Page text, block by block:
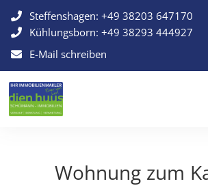
Steffenshagen:+49 38203 647170
Kühlungsborn:+49 38293 444927
E-Mail schreiben
Wohnung zum